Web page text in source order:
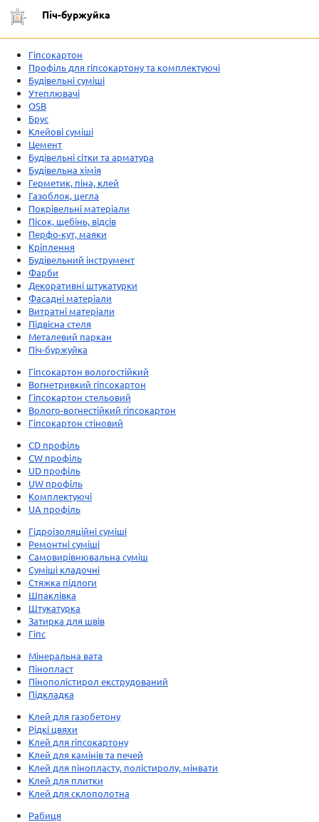
Піч-буржуйка
Гіпсокартон
Профіль для гіпсокартону та комплектуючі
Будівельні суміші
Утеплювачі
OSB
Брус
Клейові суміші
Цемент
Будівельні сітки та арматура
Будівельна хімія
Герметик, піна, клей
Газоблок, цегла
Покрівельні матеріали
Пісок, щебінь, відсів
Перфо-кут, маяки
Кріплення
Будівельний інструмент
Фарби
Декоративні штукатурки
Фасадні матеріали
Витратні матеріали
Підвісна стеля
Металевий паркан
Піч-буржуйка
Гіпсокартон вологостійкий
Вогнетривкий гіпсокартон
Гіпсокартон стельовий
Волого-вогнестійкий гіпсокартон
Гіпсокартон стіновий
CD профіль
CW профіль
UD профіль
UW профіль
Комплектуючі
UA профіль
Гідроізоляційні суміші
Ремонтні суміші
Самовирівнювальна суміш
Суміші кладочні
Стяжка підлоги
Шпаклівка
Штукатурка
Затирка для швів
Гіпс
Мінеральна вата
Пінопласт
Пінополістирол екструдований
Підкладка
Клей для газобетону
Рідкі цвяхи
Клей для гіпсокартону
Клей для камінів та печей
Клей для пінопласту, полістиролу, мінвати
Клей для плитки
Клей для склополотна
Рабиця